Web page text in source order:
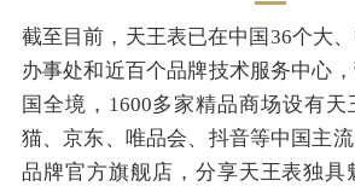
截至目前，天王表已在中国36个大
办事处和近百个品牌技术服务中心
国全境，1600多家精品商场设有
猫、京东、唯品会、抖音等中国主
品牌官方旗舰店，分享天王表独具